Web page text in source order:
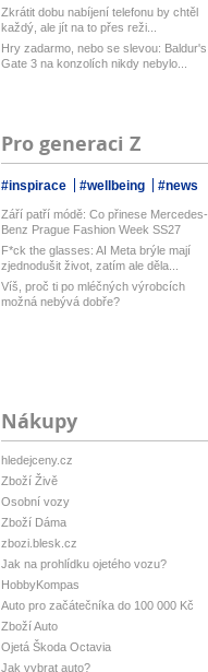
Zkrátit dobu nabíjení telefonu by chtěl
každý, ale jít na to přes reži...
Hry zadarmo, nebo se slevou: Baldur's
Gate 3 na konzolích nikdy nebylo...
Pro generaci Z
#inspirace #wellbeing #news
Září patří módě: Co přinese Mercedes-
Benz Prague Fashion Week SS27
F*ck the glasses: AI Meta brýle mají
zjednodušit život, zatím ale děla...
Víš, proč ti po mléčných výrobcích
možná nebývá dobře?
Nákupy
hledejceny.cz
Zboží Živě
Osobní vozy
Zboží Dáma
zbozi.blesk.cz
Jak na prohlídku ojetého vozu?
HobbyKompas
Auto pro začátečníka do 100 000 Kč
Zboží Auto
Ojetá Škoda Octavia
Jak vybrat auto?